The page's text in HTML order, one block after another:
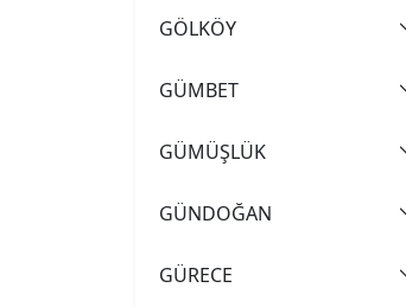
GÖLKÖY
GÜMBET
GÜMÜŞLÜK
GÜNDOĞAN
GÜRECE